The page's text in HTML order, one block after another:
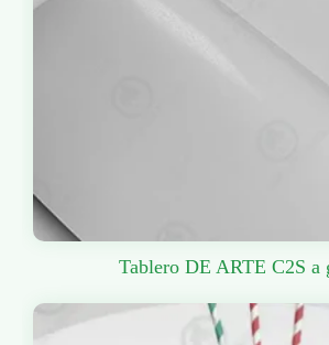
Tablero DE ARTE C2S a